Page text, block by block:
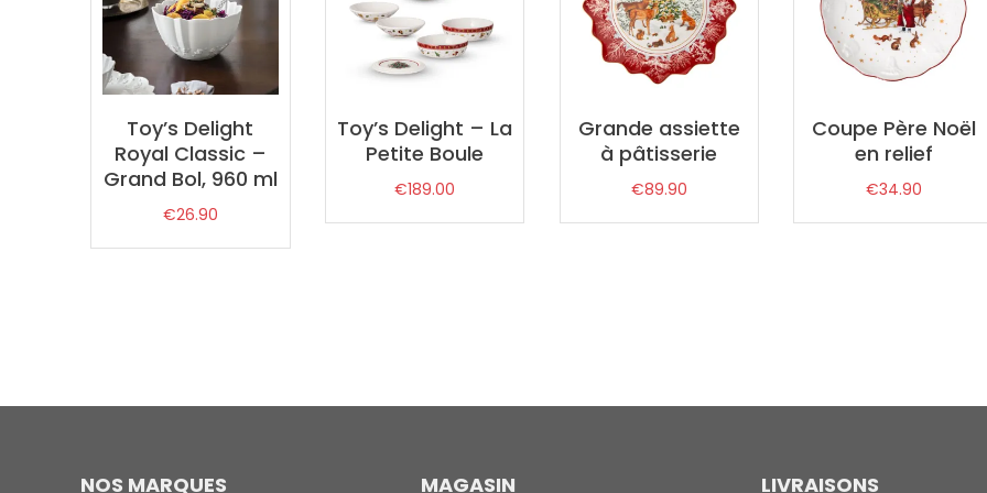
Toy’s Delight
Royal Classic –
Grand Bol, 960 ml
€26.90
Toy’s Delight – La
Petite Boule
€189.00
Grande assiette
à pâtisserie
€89.90
Coupe Père Noël
en relief
€34.90
NOS MARQUES MAGASIN LIVRAISONS